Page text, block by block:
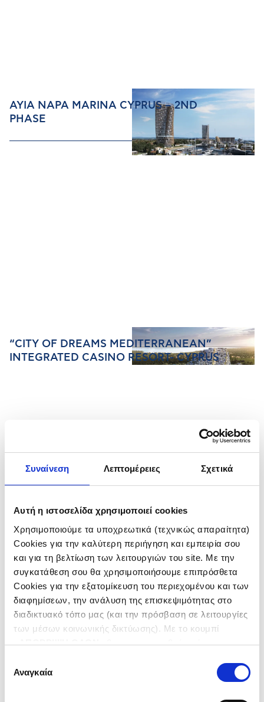
Συναίνεση Λεπτομέρειες Σχετικά
Αυτή η ιστοσελίδα χρησιμοποιεί cookies
Χρησιμοποιούμε τα υποχρεωτικά (τεχνικώς απαραίτητα)
Cookies για την καλύτερη περιήγηση και εμπειρία σου
και για τη βελτίωση των λειτουργιών του site. Με την
συγκατάθεση σου θα χρησιμοποιήσουμε επιπρόσθετα
Cookies για την εξατομίκευση του περιεχομένου και των
διαφημίσεων, την ανάλυση της επισκεψιμότητας στο
διαδικτυακό τόπο μας (και την πρόσβαση σε λειτουργίες
των μέσων κοινωνικής δικτύωσης). Με το κουμπί
«ΑΠΟΡΡΙΨΗ ΟΛΩΝ» θα ενεργοποιηθούν μόνο τα
το κουμπί «
» θα ενεργοποιηθούν όλες
Πολιτική
και τους διαφορετικούς τύπους Cookies και
συγκατάθεσης
Αναγκαία
AYIA NAPA MARINA CYPRUS – 2ND
PHASE
“CITY OF DREAMS MEDITERRANEAN”
INTEGRATED CASINO RESORT- CYPRUS
Real Estate
BULGARIA
GREECE
BULGARIA
CATEGORY
RESIDENTIAL DEVELOPMENTS
ENTERTAINMENT AREAS
INDUSTRIAL TRADE AREAS –
TRADE CENTRES
CENTRES